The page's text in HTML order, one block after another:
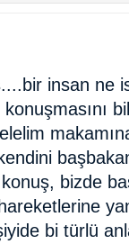
insan ne
bizde
bi türlü